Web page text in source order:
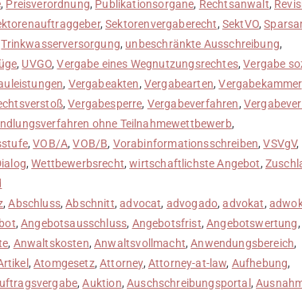
, Preisverordnung, Publikationsorgane, Rechtsanwalt,
,Sektorenvergaberecht, SektVO,
Trinkwasserversorgung, unbeschränkte Ausschreibung,
, UVGO,Vergabe eines Wegnutzungsrechtes,Vergabe
, Vergabeakten, Vergabearten,Vergabekammer
,Vergabesperre, Vergabeverfahren,
ohne Teilnahmewettbewerb,
,VOB/A,VOB/B, Vorabinformationsschreiben,VSVgV,
,Wettbewerbsrecht,wirtschaftlichste Angebot,
,Abschluss,Abschnitt,advocat, advogado,advokat,
,Angebotsausschluss, Angebotsfrist,Angebotswertung,
, Anwaltskosten,Anwaltsvollmacht,Anwendungsbereich,
,Atomgesetz,Attorney, Attorney-at-law, Aufhebung,
,Auktion,Auschschreibungsportal ,